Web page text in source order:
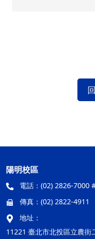
陽明校區
電話： (02) 2826-7000
傳真： (02) 2822-4911
地址：
11221 臺北市北投區立農街